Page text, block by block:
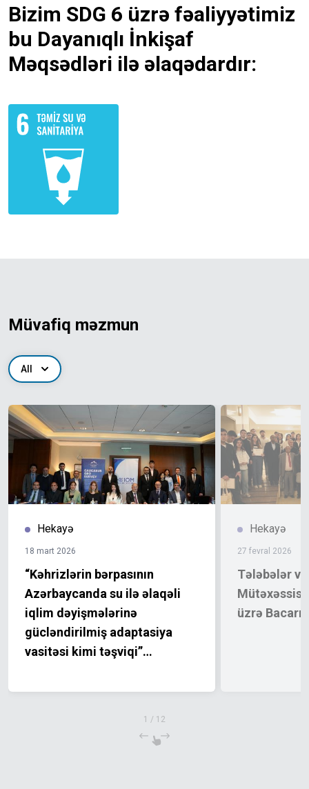
Bizim SDG 6 üzrə fəaliyyətimiz
bu Dayanıqlı İnkişaf
Məqsədləri ilə əlaqədardır:
Müvafiq məzmun
All
Hekayə
18 mart 2026
“Kəhrizlərin bərpasının
Azərbaycanda su ilə əlaqəli
iqlim dəyişmələrinə
gücləndirilmiş adaptasiya
vasitəsi kimi təşviqi”
keçirilmişdir
Hekayə
27 fevral 2026
Tələbələr
üzrə
1 / 12